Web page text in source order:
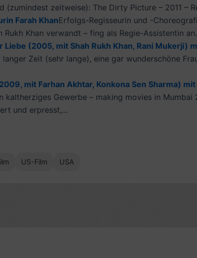
zeitweise): The Dirty Picture – 2011 –
Farah KhanErfolgs-Regisseurin und -
Khan verwandt – fing als Regie-Assistentin
(2005, mit Shah Rukh Khan, Rani Mukerji)
Zeit (sehr lange), eine gar wunderschöne
mit Farhan Akhtar, Konkona Sen Sharma)
Gewerbe – making movies in
und erpresst,...
US-Film USA